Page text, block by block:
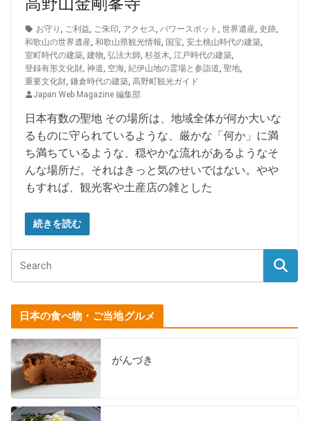
お守り , ご利益, ご朱印, アクセス, パワースポット , 世界遺産, 史跡,
和歌山の世界遺産, 和歌山県観光情報, 国宝, 安土桃山時代の建築,
室町時代の建築, 建物, 弘法大師, 杉並木, 江戸時代の建築,
登録有形文化財, 神道, 空海, 紀伊山地の霊場と参詣道, 聖地,
重要文化財, 鎌倉時代の建築, 高野町観光ガイド
Japan Web Magazine 編集部
日本有数の聖地 その場所は、地域全体が何か大いな
るものに守られているような、厳かな「何か」に満
ち満ちているような、穏やかな流れがあるようなそ
んな場所だ。それはきっと気のせいではない。やや
もすれば、観光客や土産店の雑とした
続きを読む
日本の食べ物・ご当地グルメ
がんづき